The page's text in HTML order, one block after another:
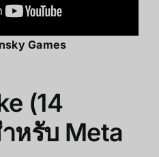
Games
(14
หรับ Meta